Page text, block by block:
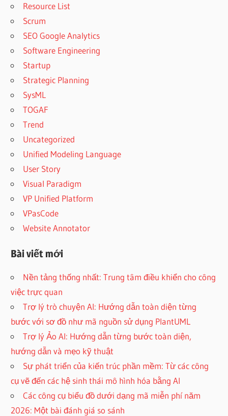
Resource List
Scrum
SEO Google Analytics
Software Engineering
Startup
Strategic Planning
SysML
TOGAF
Trend
Uncategorized
Unified Modeling Language
User Story
Visual Paradigm
VP Unified Platform
VPasCode
Website Annotator
Bài viết mới
Nền tảng thống nhất: Trung tâm điều khiển cho công
việc trực quan
Trợ lý trò chuyện AI: Hướng dẫn toàn diện từng
bước với sơ đồ như mã nguồn sử dụng PlantUML
Trợ lý Ảo AI: Hướng dẫn từng bước toàn diện,
hướng dẫn và mẹo kỹ thuật
Sự phát triển của kiến trúc phần mềm: Từ các công
cụ vẽ đến các hệ sinh thái mô hình hóa bằng AI
Các công cụ biểu đồ dưới dạng mã miễn phí năm
2026: Một bài đánh giá so sánh